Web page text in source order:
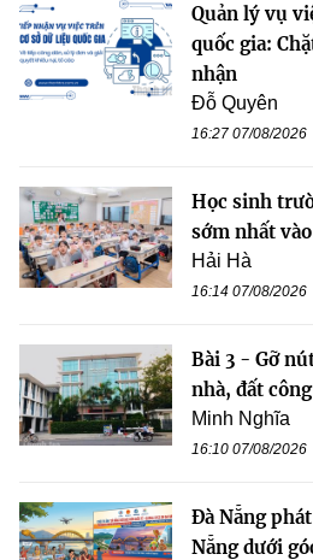
Quản lý vụ
quốc gia:
nhận
Đỗ Quyên
16:27 07/08/2026
Học sinh
sớm nhất
Hải Hà
16:14 07/08/2026
Bài 3 - Gỡ
nhà, đất
Minh Nghĩa
16:10 07/08/2026
Đà Nẵng
Nẵng dưới